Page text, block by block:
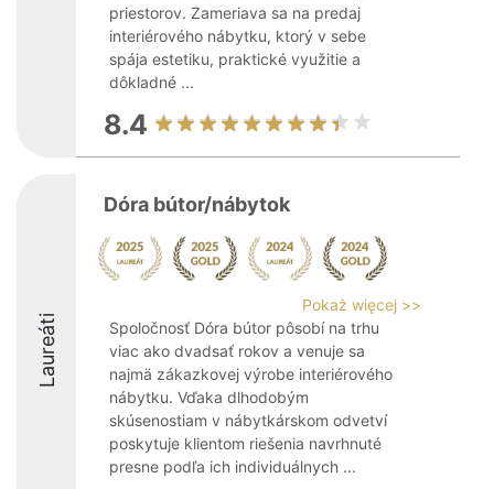
priestorov. Zameriava sa na predaj
interiérového nábytku, ktorý v sebe
spája estetiku, praktické využitie a
dôkladné ...
8.4
Laureáti
Dóra bútor/nábytok
Pokaż więcej >>
Spoločnosť Dóra bútor pôsobí na trhu
viac ako dvadsať rokov a venuje sa
najmä zákazkovej výrobe interiérového
nábytku. Vďaka dlhodobým
skúsenostiam v nábytkárskom odvetví
poskytuje klientom riešenia navrhnuté
presne podľa ich individuálnych ...